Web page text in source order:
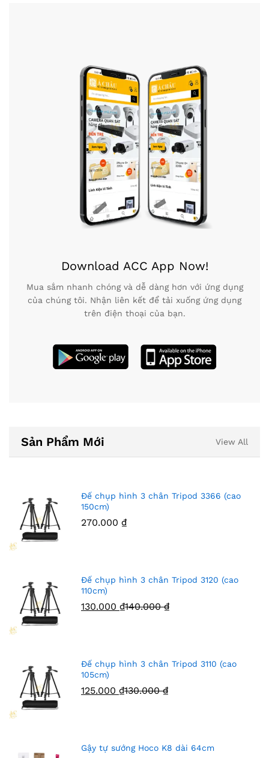
Download ACC App Now!
Mua sắm nhanh chóng và dễ dàng hơn với ứng dụng
của chúng tôi. Nhận liên kết để tải xuống ứng dụng
trên điện thoại của bạn.
Sản Phẩm Mới View All
Đế chụp hình 3 chân Tripod 3366 (cao
150cm)
270.000 ₫
Đế chụp hình 3 chân Tripod 3120 (cao
110cm)
130.000 ₫140.000₫
Đế chụp hình 3 chân Tripod 3110 (cao
105cm)
125.000 ₫130.000₫
Gậy tự sướng Hoco K8 dài 64cm